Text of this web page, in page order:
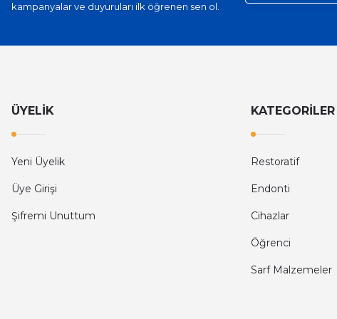
kampanyalar ve duyuruları ilk öğrenen sen ol.
ÜYELİK
Yeni Üyelik
Üye Girişi
Şifremi Unuttum
KATEGORİLER
Restoratif
Endonti
Cihazlar
Öğrenci
Sarf Malzemeler